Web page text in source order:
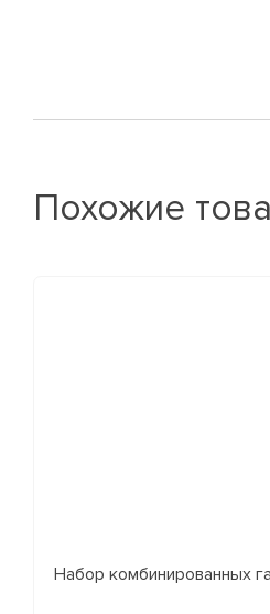
Похожие
Набор комбинированных